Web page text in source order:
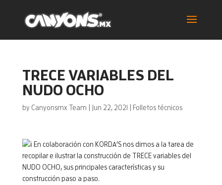
TRECE VARIABLES DEL
NUDO OCHO
by Canyonsmx Team Jun 22, 2021 Folletos técnicos
En colaboración con KORDA’S nos dimos a la tarea de
recopilar e ilustrar la construcción de TRECE variables del
NUDO OCHO, sus principales características y su
construcción paso a paso.